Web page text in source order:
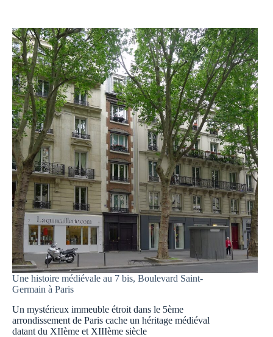
le
Massacre
de
la
Saint-
Barthélemy
Une histoire médiévale au 7 bis, Boulevard Saint-
Germain à Paris
Un mystérieux immeuble étroit dans le 5ème
arrondissement de Paris cache un héritage médiéval
datant du XIIème et XIIIème siècle